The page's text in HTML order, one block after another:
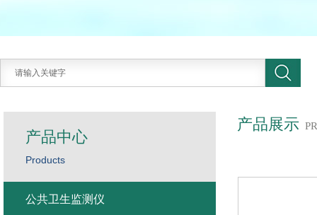
产品展示
产品中心
Products
公共卫生监测仪